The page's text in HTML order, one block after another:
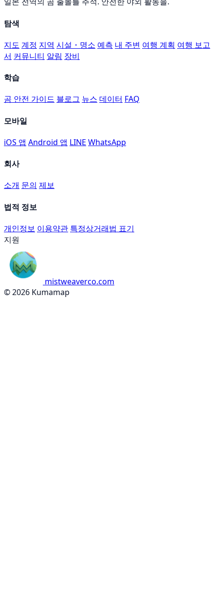
탐색
지도 계정 지역 시설・명소 예측 내 주변 여행 계획 여행 보고
서 커뮤니티 알림 장비
학습
곰 안전 가이드 블로그 뉴스 데이터 FAQ
모바일
iOS 앱 Android 앱 LINE WhatsApp
회사
소개 문의 제보
법적 정보
개인정보 이용약관 특정상거래법 표기
지원
mistweaverco.com
© 2026 Kumamap